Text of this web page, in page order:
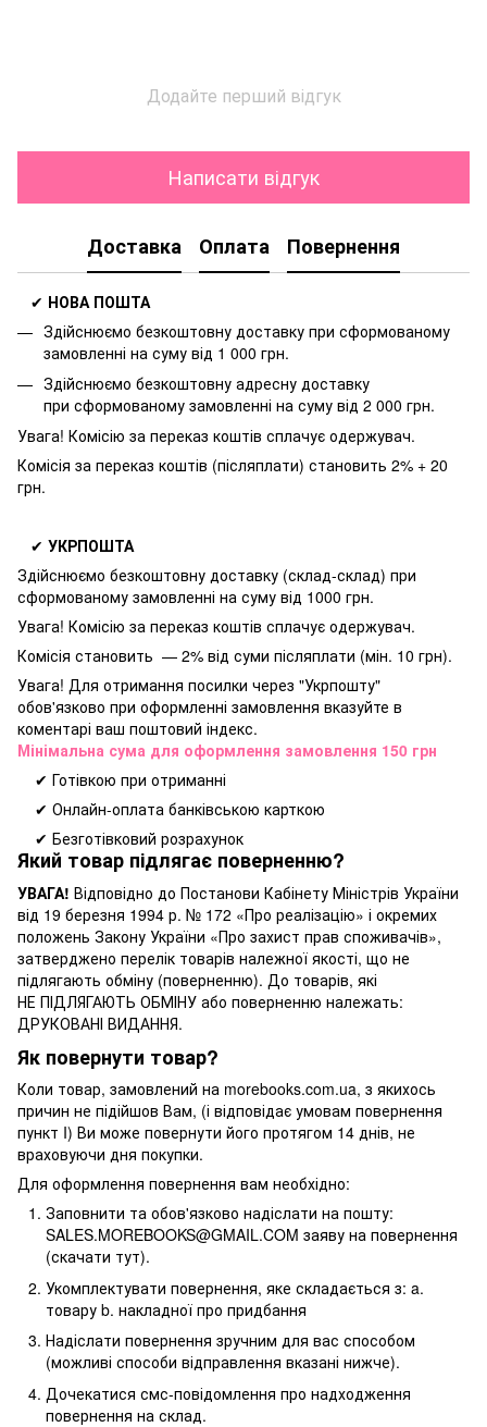
Додайте перший відгук
Написати відгук
Доставка Оплата Повернення
✔ НОВА ПОШТА
Здійснюємо безкоштовну доставку при сформованому
замовленні на суму від 1 000 грн.
Здійснюємо безкоштовну адресну доставку
при сформованому замовленні на суму від 2 000 грн.
Увага! Комісію за переказ коштів сплачує одержувач.
Комісія за переказ коштів (післяплати) становить 2% + 20
грн.
✔ УКРПОШТА
Здійснюємо безкоштовну доставку (склад-склад) при
сформованому замовленні на суму від 1000 грн.
Увага! Комісію за переказ коштів сплачує одержувач.
Комісія становить — 2% від суми післяплати (мін. 10 грн).
Увага! Для отримання посилки через "Укрпошту"
обов'язково при оформленні замовлення вказуйте в
коментарі ваш поштовий індекс.
Мінімальна сума для оформлення замовлення 150 грн
✔ Готівкою при отриманні
✔ Онлайн-оплата банківською карткою
✔ Безготівковий розрахунок
Який товар підлягає поверненню?
УВАГА! Відповідно до Постанови Кабінету Міністрів України
від 19 березня 1994 р. № 172 «Про реалізацію» і окремих
положень Закону України «Про захист прав споживачів»,
затверджено перелік товарів належної якості, що не
підлягають обміну (поверненню). До товарів, які
НЕ ПІДЛЯГАЮТЬ ОБМІНУ або поверненню належать:
ДРУКОВАНІ ВИДАННЯ.
Як повернути товар?
Коли товар, замовлений на morebooks.com.ua, з якихось
причин не підійшов Вам, (і відповідає умовам повернення
пункт I) Ви може повернути його протягом 14 днів, не
враховуючи дня покупки.
Для оформлення повернення вам необхідно:
Заповнити та обов'язково надіслати на пошту:
SALES.MOREBOOKS@GMAIL.COM заяву на повернення
(скачати тут).
Укомплектувати повернення, яке складається з: a.
товару b. накладної про придбання
Надіслати повернення зручним для вас способом
(можливі способи відправлення вказані нижче).
Дочекатися смс-повідомлення про надходження
повернення на склад.